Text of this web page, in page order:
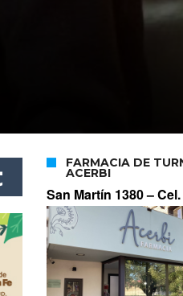
FARMACIA DE
ACERBI
San Martín 1380 –